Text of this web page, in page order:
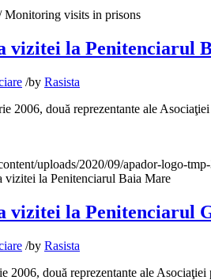
Monitoring visits in prisons
vizitei la Penitenciarul
/by Rasista
2006, două reprezentante ale
uploads/2020/09/apador-logo-
vizitei la Penitenciarul Baia Mare
vizitei la Penitenciarul
/by Rasista
2006, două reprezentante ale